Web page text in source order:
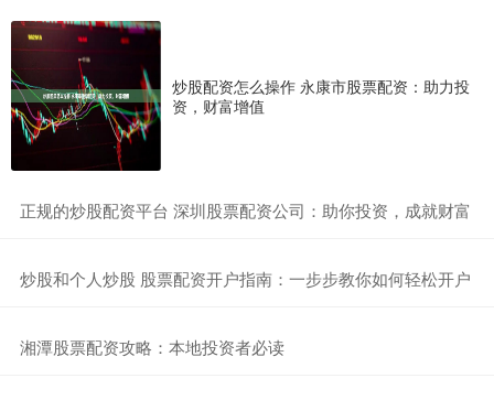
炒股配资怎么操作 永康市股票配资：助力投
资，财富增值
​正规的炒股配资平台 深圳股票配资公司：助你投资，成就财富
​炒股和个人炒股 股票配资开户指南：一步步教你如何轻松开户
​湘潭股票配资攻略：本地投资者必读